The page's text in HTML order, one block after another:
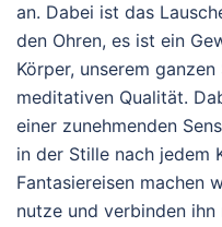
an. Dabei ist das
den Ohren, es ist ein
Körper, unserem
meditativen Qualität.
einer zunehmenden
in der Stille nach jedem
Fantasiereisen machen
nutze und verbinden